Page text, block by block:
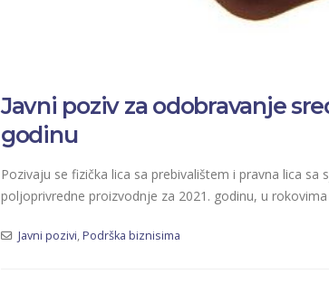
Javni poziv za odobravanje
godinu
Pozivaju se fizička lica sa prebivalištem i pravna lica
poljoprivredne proizvodnje za 2021. godinu, u
Javni pozivi,Podrška biznisima